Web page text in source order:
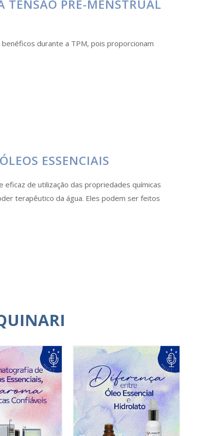
TENSÃO PRÉ-MENSTRUAL
durante a TPM, pois proporcionam
ESSENCIAIS
de utilização das propriedades químicas
terapêutico da água. Eles podem ser feitos